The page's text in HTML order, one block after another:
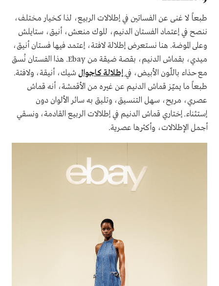
طبعاً لا غنى عن الفساتين في إطلالات الربيع، لذا كخيار مختلف،
ننصح في إعتماد الفستان الدنيم، للوك منعش، أنيق، ستايلش
وعلى الموضة. هنا نستعرض إطلالة لافتة، إعتمد فيها فستان أنيق،
ميدي، بقماش الدنيم، بقصة ضيقة من Ebay. هذا الفستان نُسق
مع حذاء باللّون الأبيض، في إطلالة كاجوال شيك، أنيقة، ولافتة.
طبعاً ما يميّز قماش الدنيم عن غيره من الأقمشة، أنه قماش
عصري، مريح، سهل التنسيق، وتليق به سائر الألوان دون
إستثناء. إختاري قماش الدنيم في إطلالات الربيع القادمة، ونسقي
أجمل الإطلالات، وأكثرها عصرية.